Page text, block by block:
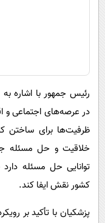
رئیس جمهور با اشاره
در عرصه‌های اجتماعی
ظرفیت‌ها برای ساختن
خلاقیت و حل مسئله
توانایی حل مسئله
کشور نقش ایفا کند.
پزشکیان با تأکید بر